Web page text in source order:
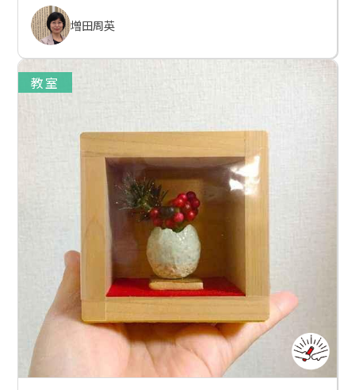
増田周英
教室